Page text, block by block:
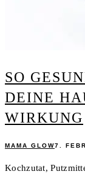
SO
DEINE
WIRKUNG
MAMA GLOW7.
Kochzutat,